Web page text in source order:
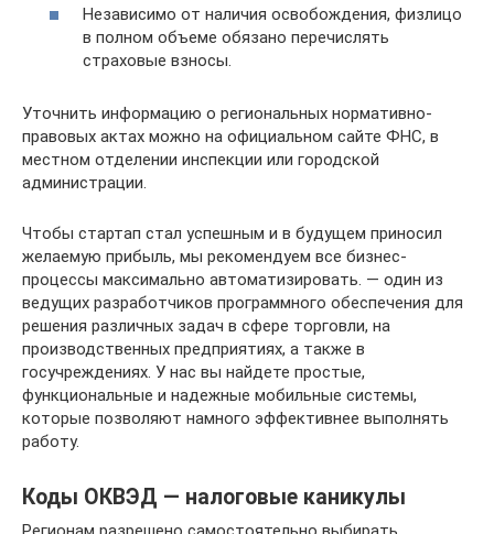
Независимо от наличия освобождения, физлицо
в полном объеме обязано перечислять
страховые взносы.
Уточнить информацию о региональных нормативно-
правовых актах можно на официальном сайте ФНС, в
местном отделении инспекции или городской
администрации.
Чтобы стартап стал успешным и в будущем приносил
желаемую прибыль, мы рекомендуем все бизнес-
процессы максимально автоматизировать. — один из
ведущих разработчиков программного обеспечения для
решения различных задач в сфере торговли, на
производственных предприятиях, а также в
госучреждениях. У нас вы найдете простые,
функциональные и надежные мобильные системы,
которые позволяют намного эффективнее выполнять
работу.
Коды ОКВЭД — налоговые каникулы